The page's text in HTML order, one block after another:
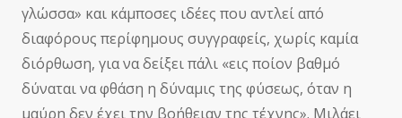
γλώσσα» και κάμποσες ιδέες που αντλεί από
διαφόρους περίφημους συγγραφείς, χωρίς καμία
διόρθωση, για να δείξει πάλι «εις ποίον βαθμό
δύναται να φθάση η δύναμις της φύσεως, όταν η
μαύρη δεν έχει την βοήθειαν της τέχνης». Μιλάει